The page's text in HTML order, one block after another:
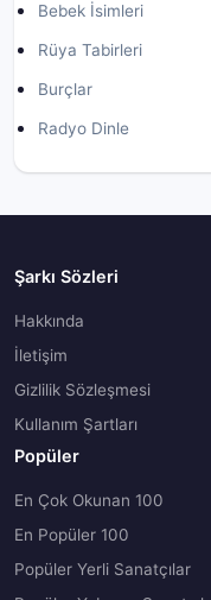
Bebek İsimleri
Rüya Tabirleri
Burçlar
Radyo Dinle
Şarkı Sözleri
Hakkında
İletişim
Gizlilik Sözleşmesi
Kullanım Şartları
Popüler
En Çok Okunan 100
En Popüler 100
Popüler Yerli Sanatçılar